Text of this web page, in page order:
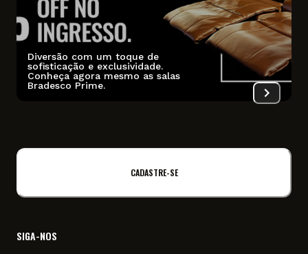
Diversão com um toque de
sofisticação e exclusividade.
Conheça agora mesmo as salas
Bradesco Prime.
CADASTRE-SE
SIGA-NOS